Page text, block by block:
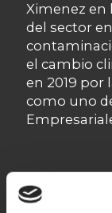
Ximenez en
del sector
el cambio
en 2019 por
como uno